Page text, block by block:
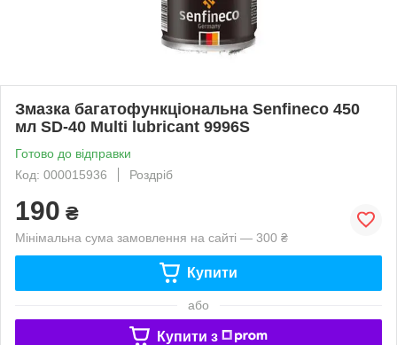
Змазка багатофункціональна Senfineco 450
мл SD-40 Multi lubricant 9996S
Готово до відправки
Код: 000015936
Роздріб
190 ₴
Мінімальна сума замовлення на сайті — 300 ₴
Купити
або
Купити з